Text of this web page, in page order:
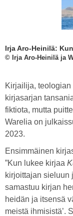
Irja Aro-Heinilä:
© Irja Aro-Heinilä ja
Kirjailija,
kirjasarjan
fiktiota, mutta
Warelia on
2023.
Ensimmäinen
”Kun lukee kirjaa
kirjoittajan sieluun
samastuu kirjan
heidän ja itsensä
meistä ihmisistä’.